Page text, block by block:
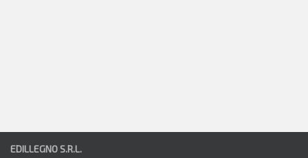
EDILLEGNO S.R.L.